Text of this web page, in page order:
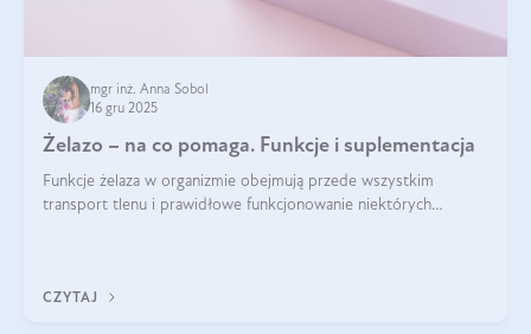
mgr inż. Anna Sobol
16 gru 2025
Żelazo – na co pomaga. Funkcje i suplementacja
Funkcje żelaza w organizmie obejmują przede wszystkim
transport tlenu i prawidłowe funkcjonowanie niektórych
CZYTAJ